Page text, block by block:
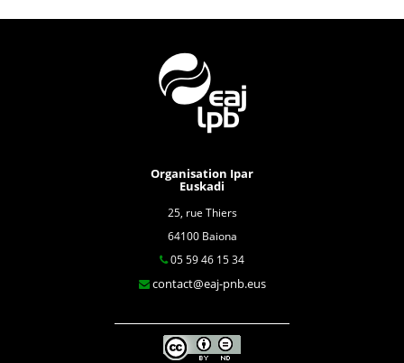
Organisation Ipar
Euskadi
25, rue Thiers
64100 Baiona
05 59 46 15 34
contact@eaj-pnb.eus